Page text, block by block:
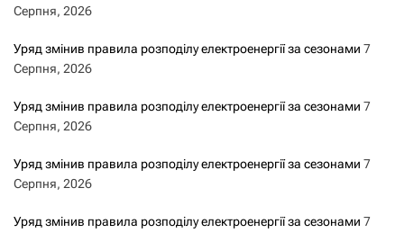
Серпня, 2026
Уряд змінив правила розподілу електроенергії за сезонами 7
Серпня, 2026
Уряд змінив правила розподілу електроенергії за сезонами 7
Серпня, 2026
Уряд змінив правила розподілу електроенергії за сезонами 7
Серпня, 2026
Уряд змінив правила розподілу електроенергії за сезонами 7